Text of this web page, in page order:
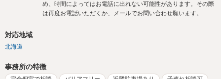
め、時間によってはお電話に出れない可能性があります。その際
は再度お電話いただくか、メールでお問い合わせ願います。
対応地域
北海道
事務所の特徴